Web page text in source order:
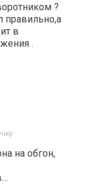
?
правильно,а
в
.
на обгон,